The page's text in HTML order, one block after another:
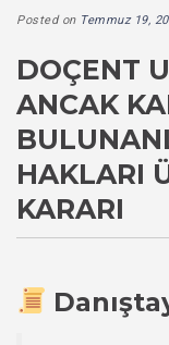
Posted on Temmuz 19,
DOÇENT
ANCAK
HAKLARI
KARARI